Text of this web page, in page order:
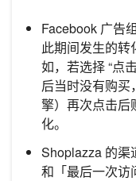
Facebook 广告
此期间发生的
如，若选择 “点
后当时没有购买
擎）再次点击后
化。
Shoplazza 的渠
和「最后一次访